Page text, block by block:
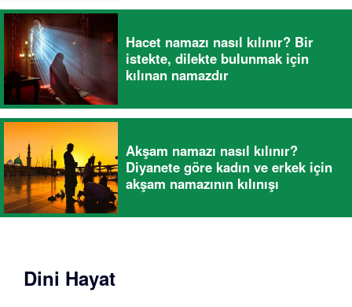
Hacet namazı nasıl kılınır? Bir
istekte, dilekte bulunmak için
kılınan namazdır
Akşam namazı nasıl kılınır?
Diyanete göre kadın ve erkek için
akşam namazının kılınışı
Dini Hayat